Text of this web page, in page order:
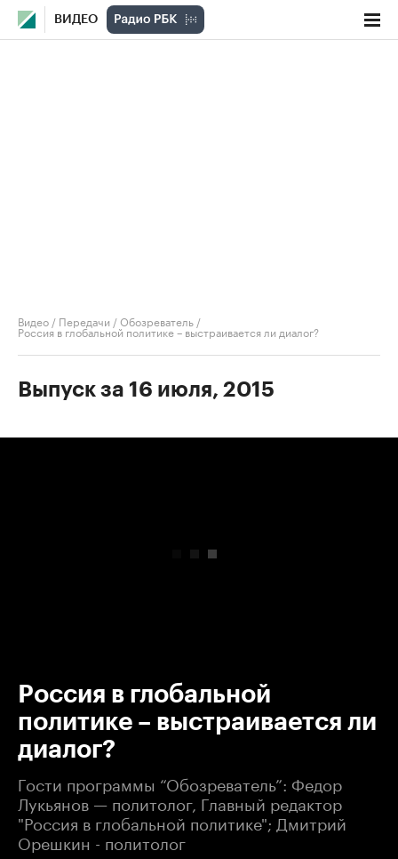
ВИДЕО
Видео / Передачи /Обозреватель /
Россия в глобальной политике – выстраивается ли диалог?
Выпуск за 16 июля, 2015
Россия в глобальной
политике – выстраивается ли
диалог?
Гости программы “Обозреватель”: Федор
Лукьянов — политолог, Главный редактор
"Россия в глобальной политике"; Дмитрий
Орешкин - политолог